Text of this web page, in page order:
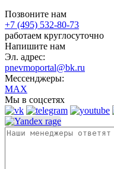
Позвоните нам
+7 (495) 532-80-73
работаем круглосуточно
Напишите нам
Эл. адрес:
pnevmoportal@bk.ru
Мессенджеры:
MAX
Мы в соцсетях